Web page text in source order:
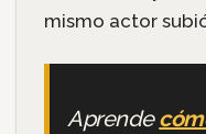
mismo actor
Aprende